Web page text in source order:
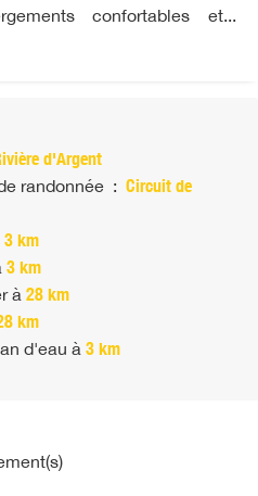
confortables et...
d'Argent
randonnée : Circuit de
3 km
3 km
à 28 km
km
d'eau à 3 km